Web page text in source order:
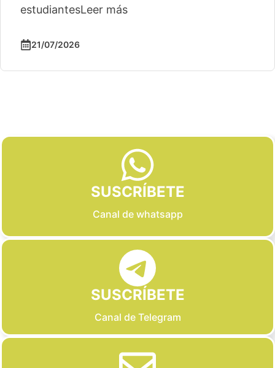
estudiantesLeer más
21/07/2026
SUSCRÍBETE
Canal de whatsapp
SUSCRÍBETE
Canal de Telegram